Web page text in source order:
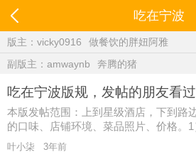
吃在宁波
版主： vicky0916
做餐饮的胖妞阿雅
副版主： amwaynb 奔腾的猪